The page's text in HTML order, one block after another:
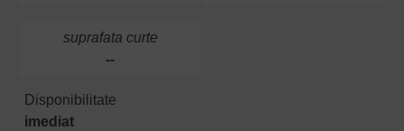
suprafata curte
--
Disponibilitate
imediat